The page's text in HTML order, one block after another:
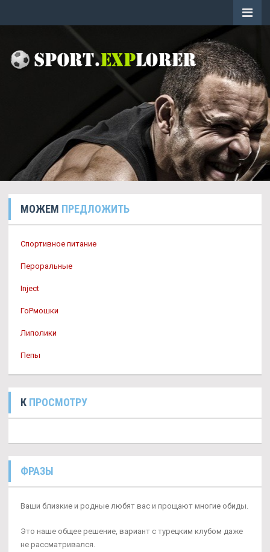
МОЖЕМ ПРЕДЛОЖИТЬ
Спортивное питание
Пероральные
Inject
ГоРмошки
Липолики
Пепы
К ПРОСМОТРУ
ФРАЗЫ
Ваши близкие и родные любят вас и прощают многие обиды.
Это наше общее решение, вариант с турецким клубом даже
не рассматривался.